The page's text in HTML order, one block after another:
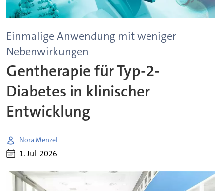
Einmalige Anwendung mit weniger
Nebenwirkungen
Gentherapie für Typ-2-
Diabetes in klinischer
Entwicklung
Nora Menzel
1. Juli 2026